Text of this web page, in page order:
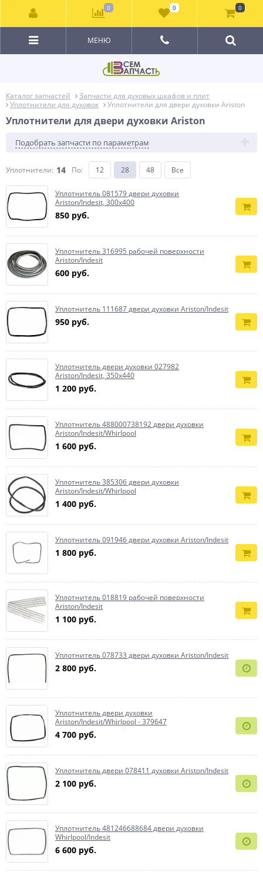
МЕНЮ
Каталог запчастей
Запчасти для духовых шкафов и плит
Уплотнители для духовок
Уплотнители для двери духовки Ariston
Уплотнители для двери духовки Ariston
Подобрать запчасти по параметрам
Уплотнители: 14 По: 12 28 48 Все
Уплотнитель 081579 двери духовки
Ariston/Indesit, 300x400
850 руб.
Уплотнитель 316995 рабочей поверхности
Ariston/Indesit
600 руб.
Уплотнитель 111687 двери духовки Ariston/Indesit
950 руб.
Уплотнитель двери духовки 027982
Ariston/Indesit, 350x440
1 200 руб.
Уплотнитель 488000738192 двери духовки
Ariston/Indesit/Whirlpool
1 600 руб.
Уплотнитель 385306 двери духовки
Ariston/Indesit/Whirlpool
1 400 руб.
Уплотнитель 091946 двери духовки Ariston/Indesit
1 800 руб.
Уплотнитель 018819 рабочей поверхности
Ariston/Indesit
1 100 руб.
Уплотнитель 078733 двери духовки Ariston/Indesit
2 800 руб.
Уплотнитель двери духовки
Ariston/Indesit/Whirlpool - 379647
4 700 руб.
Уплотнитель двери 078411 духовки Ariston/Indesit
2 100 руб.
Уплотнитель 481246688684 двери духовки
Whirlpool/Indesit
6 600 руб.
0 0 0